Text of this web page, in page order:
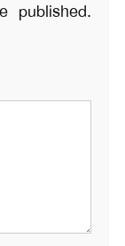
published.